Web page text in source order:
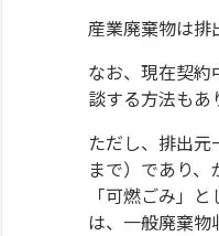
産業廃棄物は排
なお、現在契約
談する方法もあ
ただし、排出
まで）であり
「可燃ごみ」
は、一般廃棄